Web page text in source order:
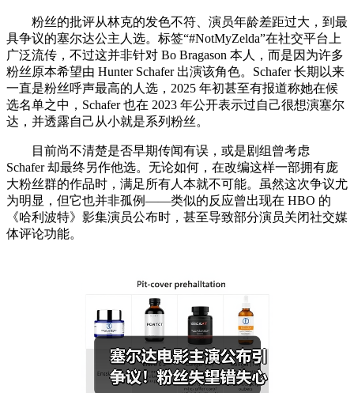
粉丝的批评从林克的发色不符、演员年龄差距过大，到最
具争议的塞尔达公主人选。标签“#NotMyZelda”在社交平台上
广泛流传，不过这并非针对 Bo Bragason 本人，而是因为许多
粉丝原本希望由 Hunter Schafer 出演该角色。Schafer 长期以来
一直是粉丝呼声最高的人选，2025 年初甚至有报道称她在候
选名单之中，Schafer 也在 2023 年公开表示过自己很想演塞尔
达，并透露自己从小就是系列粉丝。
目前尚不清楚是否早期传闻有误，或是剧组曾考虑
Schafer 却最终另作他选。无论如何，在改编这样一部拥有庞
大粉丝群的作品时，满足所有人本就不可能。虽然这次争议尤
为明显，但它也并非孤例——类似的反应曾出现在 HBO 的
《哈利波特》影集演员公布时，甚至导致部分演员关闭社交媒
体评论功能。